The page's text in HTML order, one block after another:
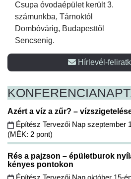
Csupa óvodaépület került 3.
számunkba, Tárnoktól
Dombóvárig, Budapesttől
Sencsenig.
Hírlevél-
KONFERENCIA
Azért a víz a zűr? –
Építész Tervezői Nap szeptember
(MÉK: 2 pont)
Rés a pajzson – épületburok
kényes pontokon